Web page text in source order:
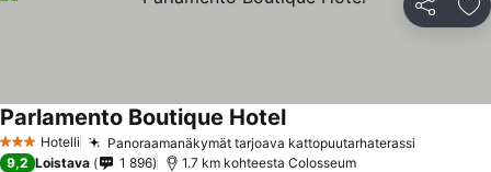
Jaa
3 Tähtiluokitus
Hotelli Panoraamanäkymät tarjoava kattopuutarhaterassi
Parlamento Boutique HotelKatso hinnat
9,2 Loistava 1 896 1.7 km kohteesta Colosseum